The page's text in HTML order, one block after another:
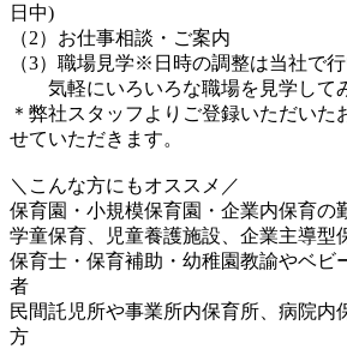
日中)
（2）お仕事相談・ご案内
（3）職場見学※日時の調整は当社で行
気軽にいろいろな職場を見学してみ
＊弊社スタッフよりご登録いただいた
せていただきます。
＼こんな方にもオススメ／
保育園・小規模保育園・企業内保育の
学童保育、児童養護施設、企業主導型
保育士・保育補助・幼稚園教諭やベビ
者
民間託児所や事業所内保育所、病院内
方